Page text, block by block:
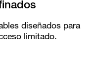
diseñados para
limitado.